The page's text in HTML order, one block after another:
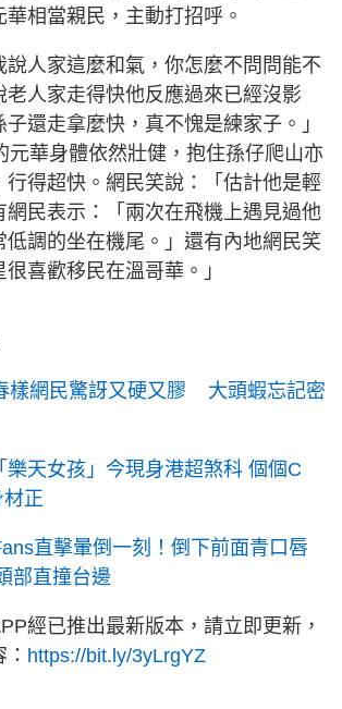
相當親民，主動打招呼。
說人家這麼和氣，你怎麼不問問能不
老人家走得快他反應過來已經沒影
還走拿麼快，真不愧是練家子。」
元華身體依然壯健，抱住孫仔爬山亦
行得超快。網民笑說：「估計他是輕
網民表示：「兩次在飛機上遇見過他
低調的坐在機尾。」還有內地網民笑
喜歡移民在溫哥華。」
樣網民驚訝又硬又膠 大頭蝦忘記密
樂天女孩」今現身港超煞科 個個C
正
直擊暈倒一刻！倒下前面青口唇
部直撞台邊
經已推出最新版本，請立即更新，
https://bit.ly/3yLrgYZ